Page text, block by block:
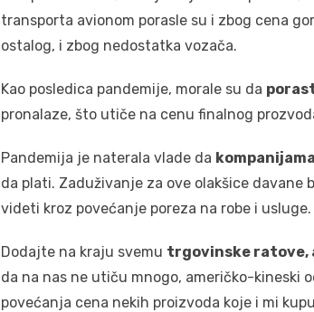
transporta avionom porasle su i zbog cena
ostalog, i zbog nedostatka vozača.
Kao posledica pandemije, morale su da
pronalaze, što utiče na cenu finalnog
Pandemija je naterala vlade da
da plati. Zaduživanje za ove olakšice
videti kroz povećanje poreza na robe i usluge.
Dodajte na kraju svemu trgovinske ratove,
da na nas ne utiču mnogo, američko-kineski
povećanja cena nekih proizvoda koje i mi